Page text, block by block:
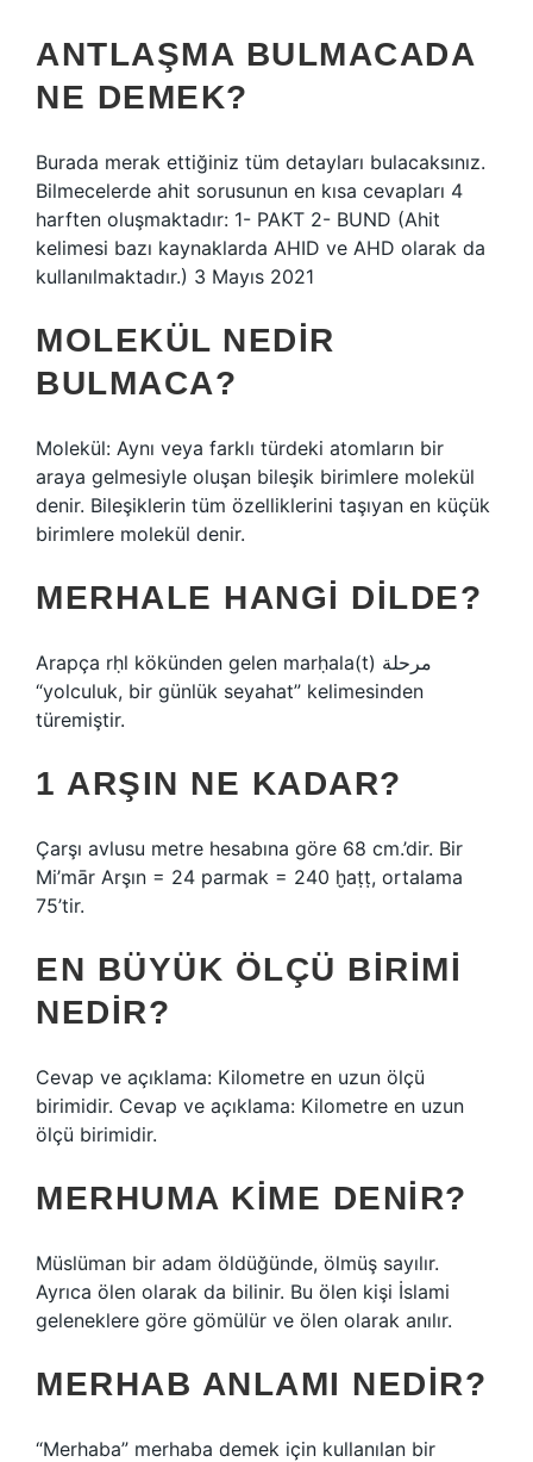
ANTLAŞMA BULMACADA
NE DEMEK?
Burada merak ettiğiniz tüm detayları bulacaksınız.
Bilmecelerde ahit sorusunun en kısa cevapları 4
harften oluşmaktadır: 1- PAKT 2- BUND (Ahit
kelimesi bazı kaynaklarda AHID ve AHD olarak da
kullanılmaktadır.) 3 Mayıs 2021
MOLEKÜL NEDIR
BULMACA?
Molekül: Aynı veya farklı türdeki atomların bir
araya gelmesiyle oluşan bileşik birimlere molekül
denir. Bileşiklerin tüm özelliklerini taşıyan en küçük
birimlere molekül denir.
MERHALE HANGI DILDE?
Arapça rḥl kökünden gelen marḥala(t) مرحلة
“yolculuk, bir günlük seyahat” kelimesinden
türemiştir.
1 ARŞIN NE KADAR?
Çarşı avlusu metre hesabına göre 68 cm.’dir. Bir
Mi’mār Arşın = 24 parmak = 240 ḫaṭṭ, ortalama
75’tir.
EN BÜYÜK ÖLÇÜ BIRIMI
NEDIR?
Cevap ve açıklama: Kilometre en uzun ölçü
birimidir. Cevap ve açıklama: Kilometre en uzun
ölçü birimidir.
MERHUMA KIME DENIR?
Müslüman bir adam öldüğünde, ölmüş sayılır.
Ayrıca ölen olarak da bilinir. Bu ölen kişi İslami
geleneklere göre gömülür ve ölen olarak anılır.
MERHAB ANLAMI NEDIR?
“Merhaba” merhaba demek için kullanılan bir